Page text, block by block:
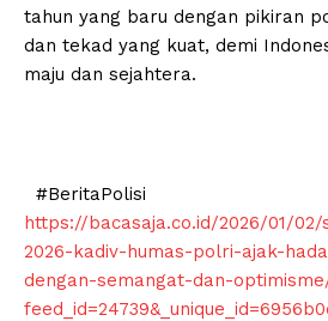
tahun yang baru dengan pikiran
dan tekad yang kuat, demi
maju dan sejahtera.
#BeritaPolisi
https://bacasaja.co.id/2026/01/
2026-kadiv-humas-polri-ajak-
dengan-semangat-dan-